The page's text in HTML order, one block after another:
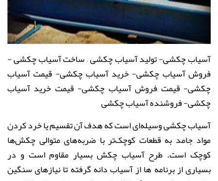
آسیاب چکشی- تولید آسیاب چکشی – ساخت آسیاب چکشی -
فروش آسیاب چکشی- خرید آسیاب چکشی- قیمت آسیاب
چکشی- قیمت فروش آسیاب چکشی- قیمت خرید آسیاب
چکشی- فروشنده آسیاب چکشی
آسیاب چکشی وسیله‌ای است که هدف آن تقسیم یا خرد کردن
مواد جامد به قطعات کوچک‌تر با ضربه‌های متوالی چکش‌ها
کوچک است. طرح آسیاب چکش بسیار مقاوم است و در
بسیاری از برنامه ها از آسیاب دانه گرفته تا نیازهای سنگین